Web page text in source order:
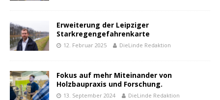
Erweiterung der Leipziger
Starkregengefahrenkarte
12. Februar 2025 DieLinde Redaktion
Fokus auf mehr Miteinander von
Holzbaupraxis und Forschung.
13. September 2024 DieLinde Redaktion